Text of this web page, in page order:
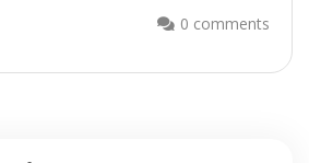
0 comments